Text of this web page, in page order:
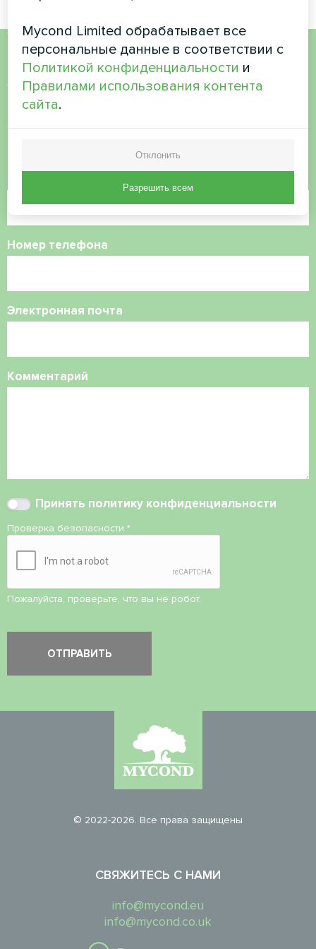
Хотите купить или у вас
есть вопросы?
Номер телефона
Электронная почта
Комментарий
Принять политику конфиденциальности
Проверка безопасности *
Пожалуйста, проверьте, что вы не робот.
© 2022-2026. Все права защищены
СВЯЖИТЕСЬ С НАМИ
info@mycond.eu
info@mycond.co.uk
Mycond Limited обрабатывает все
персональные данные в соответствии с
Политикой конфиденциальности и
Правилами использования контента
сайта.
Отклонить
Разрешить всем